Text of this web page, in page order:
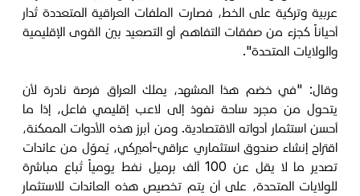
عربية وتركية على الخط، فصارت الملفات العراقية المتعددة تُدار
أحياناً كجزء من صفقات التفاهم أو التصعيد بين القوى الإقليمية
والولايات المتحدة".
وقال: "في خضم هذا المشهد، يملك العراق فرصة نادرة لأن
يتحول من مجرد ساحة نفوذ إلى لاعب إقليمي فاعل، إذا ما
أحسن استثمار أدواته الاقتصادية. ومن أبرز هذه الأدوات الممكنة،
اقتراح إنشاء صندوق استثماري عراقي-أميركي، يُموّل من عائدات
تصدير ما لا يقل عن 100 ألف برميل نفط يومياً تُباع مباشرة
للولايات المتحدة، على أن يتم تخصيص هذه العائدات للاستثمار